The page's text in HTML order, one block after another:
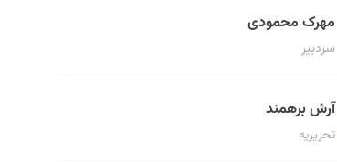
مهرک محمودی
سردبیر
آرش برهمند
تحریریه